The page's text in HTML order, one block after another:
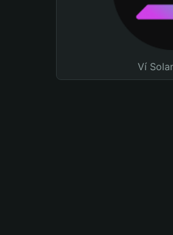
Ví